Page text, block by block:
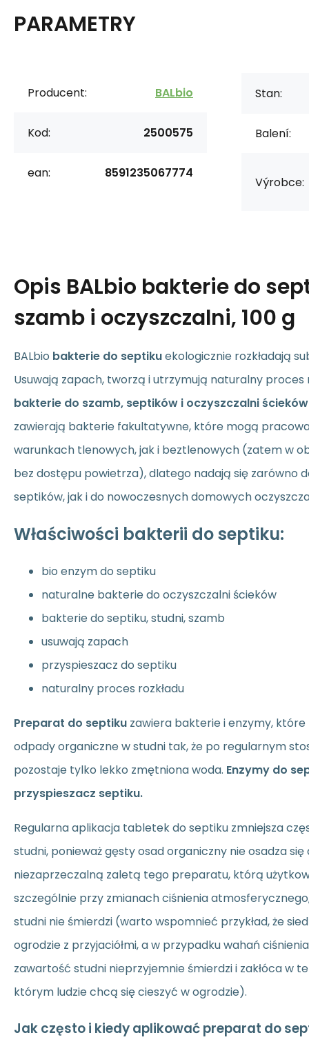
PARAMETRY
Producent: BALbio
Kod: 2500575
ean: 8591235067774
Stan:
Balení:
Výrobce:
Opis BALbio bakterie do
szamb i oczyszczalni, 100 g
BALbio bakterie do septikuekologicznie rozkładają
Usuwają zapach, tworzą i utrzymują naturalny proces
bakterie do szamb, septików i oczyszczalni ścieków
zawierają bakterie fakultatywne, które mogą
warunkach tlenowych, jak i beztlenowych (zatem w
bez dostępu powietrza), dlatego nadają się zarówno
septików, jak i do nowoczesnych domowych
Właściwości bakterii do septiku:
bio enzym do septiku
naturalne bakterie do oczyszczalni ścieków
bakterie do septiku, studni, szamb
usuwają zapach
przyspieszacz do septiku
naturalny proces rozkładu
Preparat do septiku zawiera bakterie i enzymy, które
odpady organiczne w studni tak, że po regularnym
pozostaje tylko lekko zmętniona woda. Enzymy do
przyspieszacz septiku.
Regularna aplikacja tabletek do septiku zmniejsza
studni, ponieważ gęsty osad organiczny nie osadza się
niezaprzeczalną zaletą tego preparatu, którą
szczególnie przy zmianach ciśnienia
studni nie śmierdzi (warto wspomnieć przykład, że
ogrodzie z przyjaciółmi, a w przypadku wahań
zawartość studni nieprzyjemnie śmierdzi i zakłóca w
którym ludzie chcą się cieszyć w ogrodzie).
Jak często i kiedy aplikować preparat do